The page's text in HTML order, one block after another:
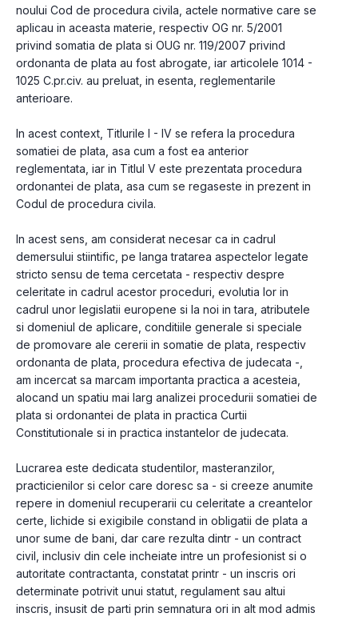
noului Cod de procedura civila, actele normative care se
aplicau in aceasta materie, respectiv OG nr. 5/2001
privind somatia de plata si OUG nr. 119/2007 privind
ordonanta de plata au fost abrogate, iar articolele 1014 -
1025 C.pr.civ. au preluat, in esenta, reglementarile
anterioare.
In acest context, Titlurile I - IV se refera la procedura
somatiei de plata, asa cum a fost ea anterior
reglementata, iar in Titlul V este prezentata procedura
ordonantei de plata, asa cum se regaseste in prezent in
Codul de procedura civila.
In acest sens, am considerat necesar ca in cadrul
demersului stiintific, pe langa tratarea aspectelor legate
stricto sensu de tema cercetata - respectiv despre
celeritate in cadrul acestor proceduri, evolutia lor in
cadrul unor legislatii europene si la noi in tara, atributele
si domeniul de aplicare, conditiile generale si speciale
de promovare ale cererii in somatie de plata, respectiv
ordonanta de plata, procedura efectiva de judecata -,
am incercat sa marcam importanta practica a acesteia,
alocand un spatiu mai larg analizei procedurii somatiei de
plata si ordonantei de plata in practica Curtii
Constitutionale si in practica instantelor de judecata.
Lucrarea este dedicata studentilor, masteranzilor,
practicienilor si celor care doresc sa - si creeze anumite
repere in domeniul recuperarii cu celeritate a creantelor
certe, lichide si exigibile constand in obligatii de plata a
unor sume de bani, dar care rezulta dintr - un contract
civil, inclusiv din cele incheiate intre un profesionist si o
autoritate contractanta, constatat printr - un inscris ori
determinate potrivit unui statut, regulament sau altui
inscris, insusit de parti prin semnatura ori in alt mod admis